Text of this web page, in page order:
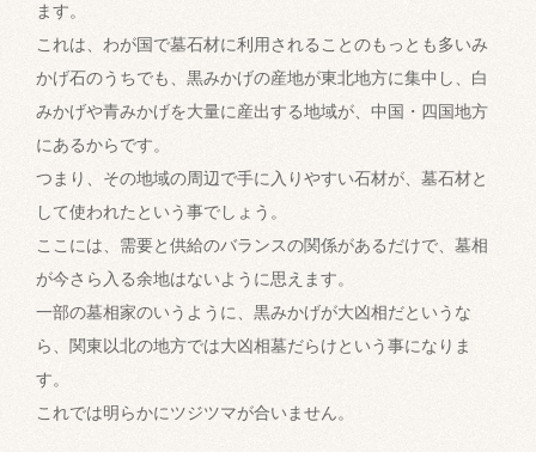
ます。
これは、わが国で墓石材に利用されることのもっとも多いみ
かげ石のうちでも、黒みかげの産地が東北地方に集中し、白
みかげや青みかげを大量に産出する地域が、中国・四国地方
にあるからです。
つまり、その地域の周辺で手に入りやすい石材が、墓石材と
して使われたという事でしょう。
ここには、需要と供給のバランスの関係があるだけで、墓相
が今さら入る余地はないように思えます。
一部の墓相家のいうように、黒みかげが大凶相だというな
ら、関東以北の地方では大凶相墓だらけという事になりま
す。
これでは明らかにツジツマが合いません。